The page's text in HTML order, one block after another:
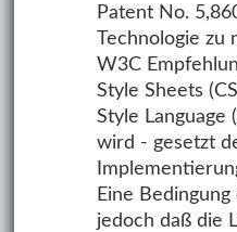
Patent No.
Technologie zu
W3C
Style Sheets
Style Language
wird - gesetzt
Eine
jedoch daß die